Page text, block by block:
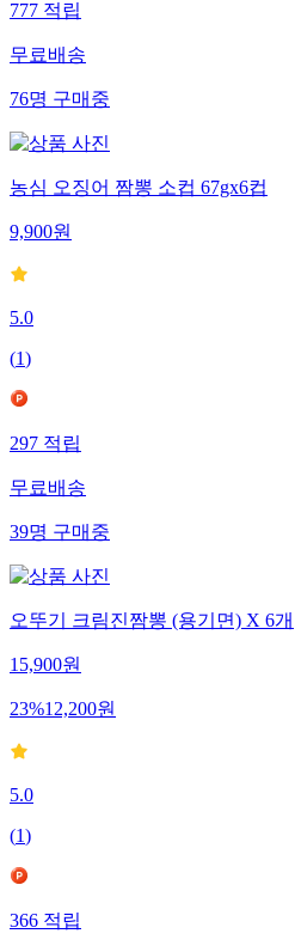
777적립
무료배송
76명구매중
농심 오징어 짬뽕 소컵 67gx6컵
9,900원
5.0
(1)
297적립
무료배송
39명구매중
오뚜기 크림진짬뽕 (용기면) X 6개
15,900원
23%12,200원
5.0
(1)
366적립